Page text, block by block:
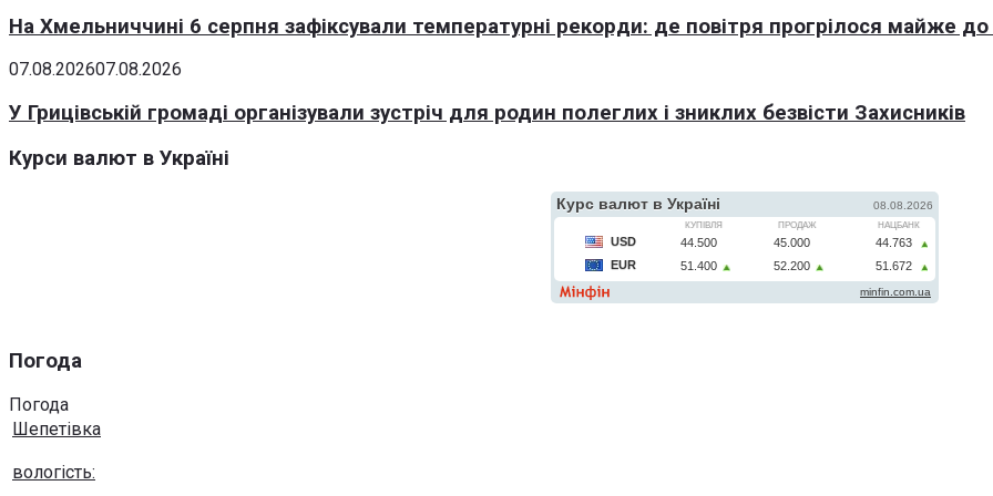
На Хмельниччині 6 серпня зафіксували температурні рекорди: де повітря прогрілося майже до
07.08.202607.08.2026
У Грицівській громаді організували зустріч для родин полеглих і зниклих безвісти Захисників
Курси валют в Україні
Погода
Погода
Шепетівка
вологість: